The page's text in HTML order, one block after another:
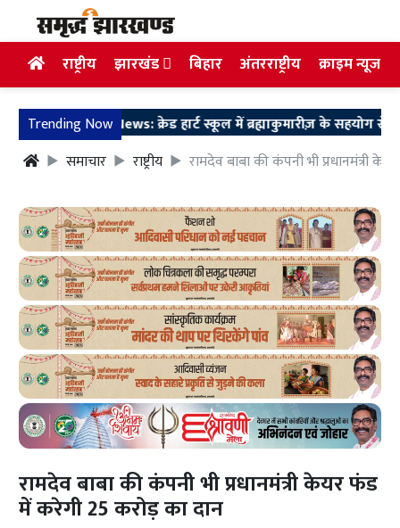
राष्ट्रीय झारखंड बिहार अंतरराष्ट्रीय क्राइम न्यूज
Trending Now
Koderma News: क्रेड हार्ट स्कूल में ब्रह्माकुमारीज़ के सहयोग से 'नशा
समाचार
राष्ट्रीय रामदेव बाबा की कंपनी भी प्रधानमंत्री
रामदेव बाबा की कंपनी भी प्रधानमंत्री केयर फंड
में करेगी 25 करोड़ का दान